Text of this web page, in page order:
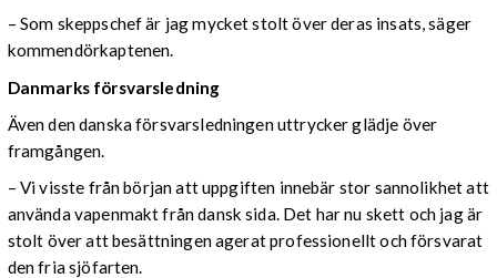
– Som skeppschef är jag mycket stolt över deras insats, säger
kommendörkaptenen.
Danmarks försvarsledning
Även den danska försvarsledningen uttrycker glädje över
framgången.
– Vi visste från början att uppgiften innebär stor sannolikhet att
använda vapenmakt från dansk sida. Det har nu skett och jag är
stolt över att besättningen agerat professionellt och försvarat
den fria sjöfarten.